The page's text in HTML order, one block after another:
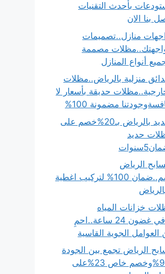
بأحدث التقنيات
منازل..تصميمات
مصممة
أنواع المنازل
منزلية بالرياض..مظلات
حديقة بأسعار لا
مضمونة 100%
مظلات حديد بالرياض بـ20%خصم على
حديد
الرياض
بـ18%خصم..ضمان 100% لتركيب اغطية
خزانات المياه
بالرياض..في غضون 24 ساعة..احمِ
الجوية القاسية
الرياض تجمع بين الجودة
والإتقان99%وخصم خاص 23%على